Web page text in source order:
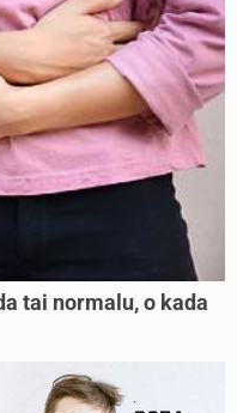
tai normalu, o kada